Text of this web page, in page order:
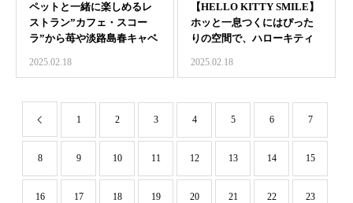
犬連れ・ペット連れ 食べる
のじまスコーラ
ペットと一緒に楽しめるレ
ストラン”カフェ・スコー
ラ”から苺や淡路島春キャベ
2025.02.18
ハローキティスマイル
【HELLO KITTY SMILE】
ホッと一息つくにはぴった
りの空間で、ハローキティ
2025.02.18
1 2 3 4 5 6 7
8 9 10 11 12 13 14 15
16 17 18 19 20 21 22 23